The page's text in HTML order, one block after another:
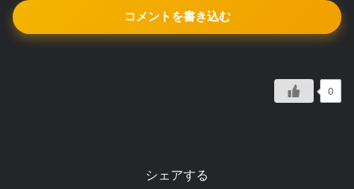
コメントを書き込む
0
シェアする